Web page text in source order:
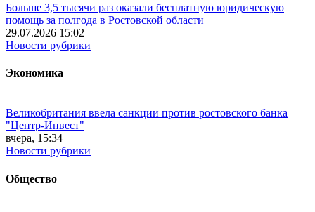
Больше 3,5 тысячи раз оказали бесплатную юридическую
помощь за полгода в Ростовской области
29.07.2026 15:02
Новости рубрики
Экономика
Великобритания ввела санкции против ростовского банка
"Центр-Инвест"
вчера, 15:34
Новости рубрики
Общество